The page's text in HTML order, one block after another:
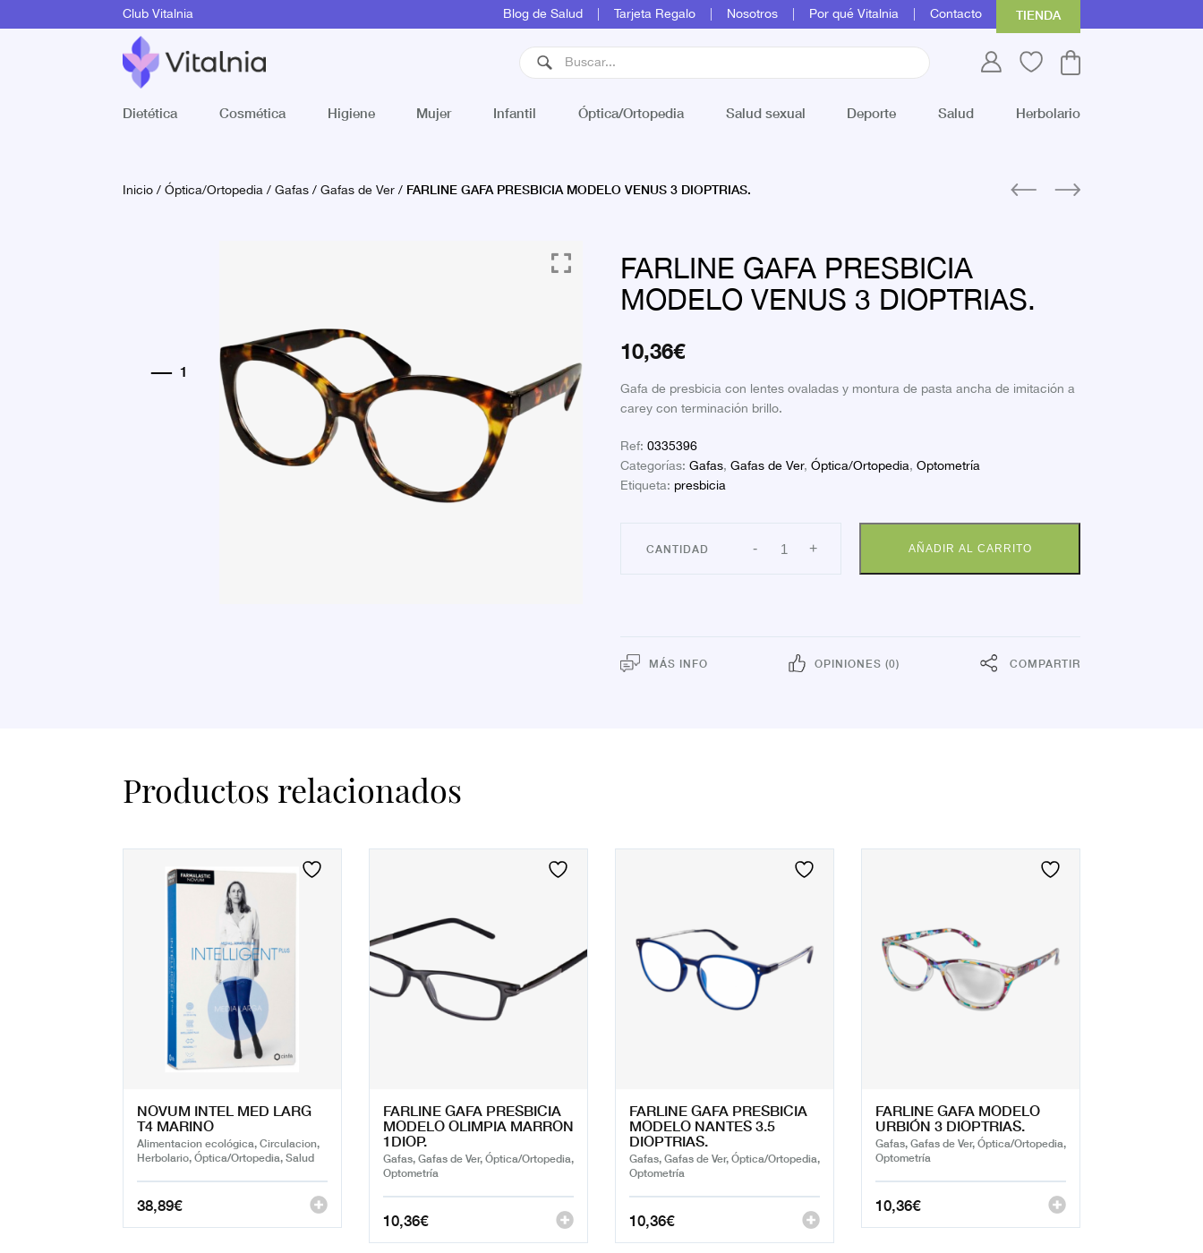
Club Vitalnia Blog de Salud Tarjeta Regalo Nosotros Por qué Vitalnia Contacto TIENDA
Dietética Cosmética Higiene Mujer Infantil Óptica/Ortopedia Salud sexual Deporte Salud Herbolario
Inicio/Óptica/Ortopedia/Gafas/Gafas de Ver/ FARLINE GAFA PRESBICIA MODELO VENUS 3 DIOPTRIAS.
FARLINE GAFA PRESBICIA
MODELO VENUS 3 DIOPTRIAS.
10,36€
Gafa de presbicia con lentes ovaladas y montura de pasta ancha de imitación a
carey con terminación brillo.
Ref:0335396
Categorías:Gafas,Gafas de Ver,Óptica/Ortopedia,Optometría
Etiqueta: presbicia
- FARLINE
GAFA + AÑADIR AL CARRITO
MÁS INFO OPINIONES (0) COMPARTIR
Productos relacionados
NOVUM INTEL MED LARG
T4 MARINO
Alimentacion ecológica, Circulacion,
Herbolario, Óptica/Ortopedia, Salud
38,89€
FARLINE GAFA PRESBICIA
MODELO OLIMPIA MARRON
1DIOP.
Gafas, Gafas de Ver, Óptica/Ortopedia,
Optometría
10,36€
FARLINE GAFA PRESBICIA
MODELO NANTES 3.5
DIOPTRIAS.
Gafas, Gafas de Ver, Óptica/Ortopedia,
Optometría
10,36€
FARLINE GAFA MODELO
URBIÓN 3 DIOPTRIAS.
Gafas, Gafas de Ver, Óptica/Ortopedia,
Optometría
10,36€